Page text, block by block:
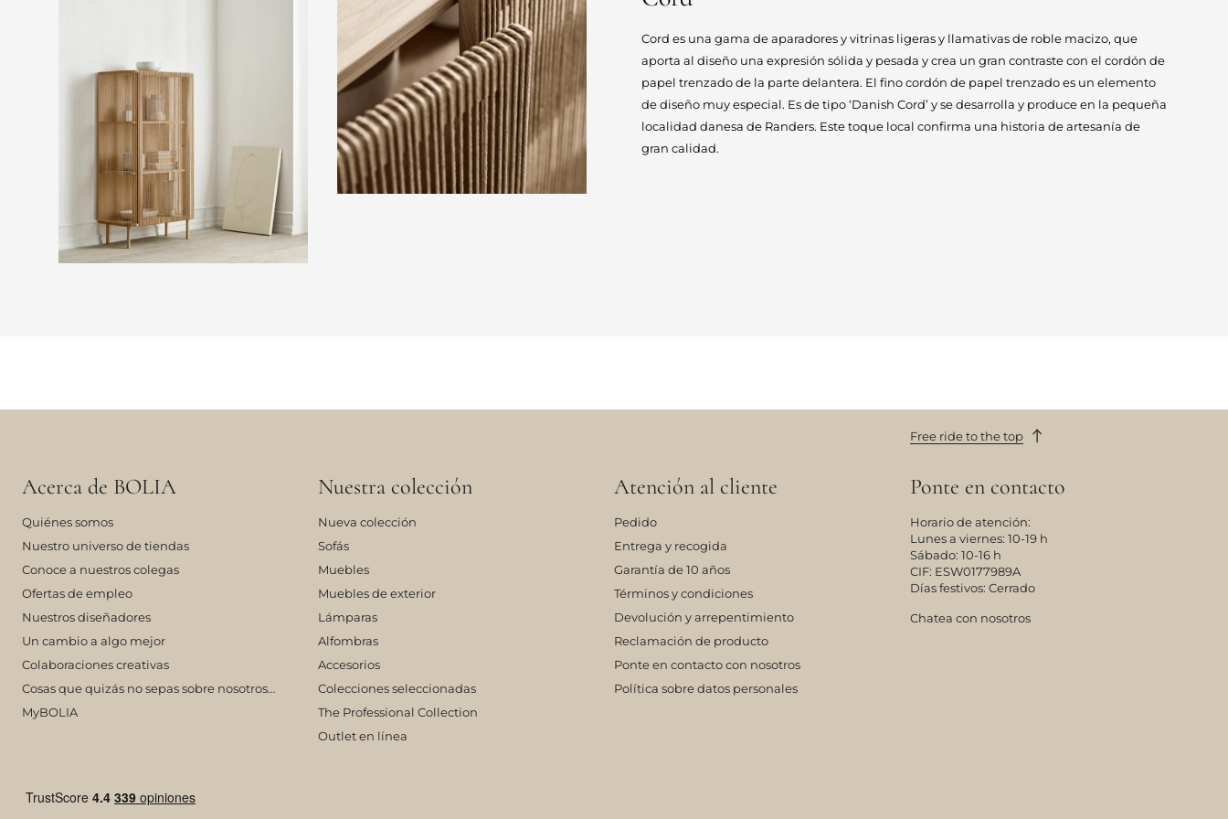
Cord es una gama de aparadores y vitrinas ligeras y llamativas de roble macizo, que
aporta al diseño una expresión sólida y pesada y crea un gran contraste con el cordón de
papel trenzado de la parte delantera. El fino cordón de papel trenzado es un elemento
de diseño muy especial. Es de tipo ‘Danish Cord’ y se desarrolla y produce en la pequeña
localidad danesa de Randers. Este toque local confirma una historia de artesanía de
gran calidad.
Free ride to the top
Acerca de BOLIA
Quiénes somos
Nuestro universo de tiendas
Conoce a nuestros colegas
Ofertas de empleo
Nuestros diseñadores
Un cambio a algo mejor
Colaboraciones creativas
Cosas que quizás no sepas sobre nosotros…
MyBOLIA
Nuestra colección
Nueva colección
Sofás
Muebles
Muebles de exterior
Lámparas
Alfombras
Accesorios
Colecciones seleccionadas
The Professional Collection
Outlet en línea
Atención al cliente
Pedido
Entrega y recogida
Garantía de 10 años
Términos y condiciones
Devolución y arrepentimiento
Reclamación de producto
Ponte en contacto con nosotros
Política sobre datos personales
Ponte en contacto
Horario de atención:
Lunes a viernes: 10-19 h
Sábado: 10-16 h
CIF: ESW0177989A
Días festivos: Cerrado
Chatea con nosotros